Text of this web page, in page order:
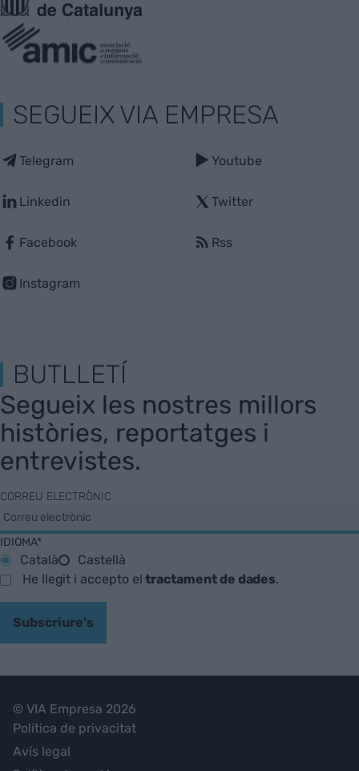
SEGUEIX VIA EMPRESA
Telegram
Linkedin
Facebook
Instagram
Youtube
Twitter
Rss
BUTLLETÍ
Segueix les nostres millors
històries, reportatges i
entrevistes.
CORREU ELECTRÒNIC
IDIOMA*
Català
Castellà
He llegit i accepto eltractament de dades.
Subscriure's
© VIA Empresa 2026
Política de privacitat
Avís legal